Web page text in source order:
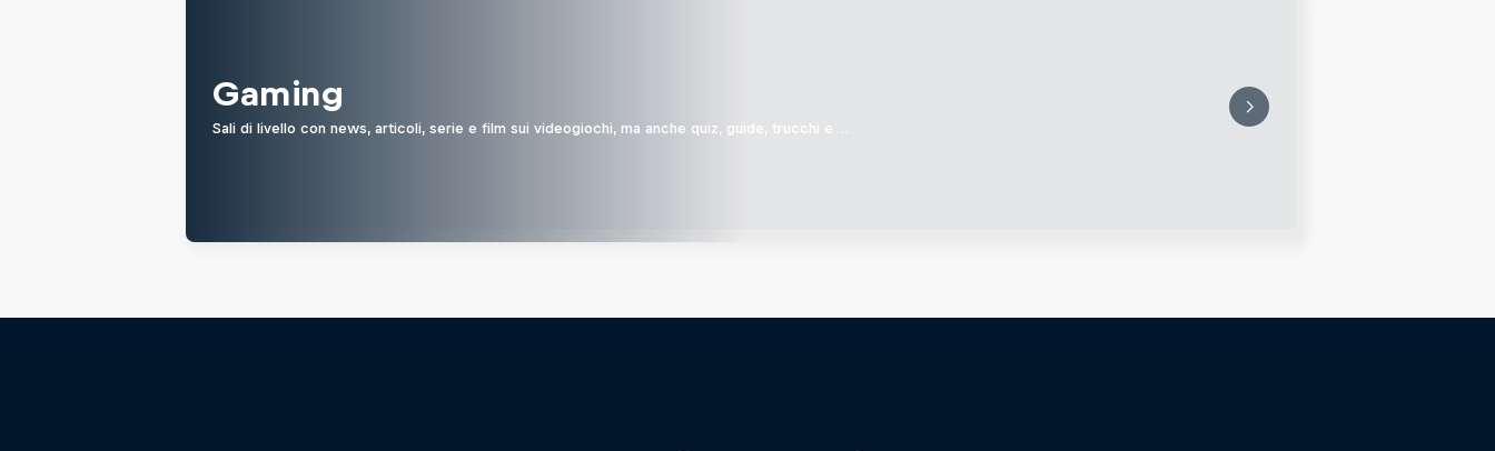
Gaming
Sali di livello con news, articoli, serie e film sui videogiochi, ma anche quiz, guide, trucchi e …